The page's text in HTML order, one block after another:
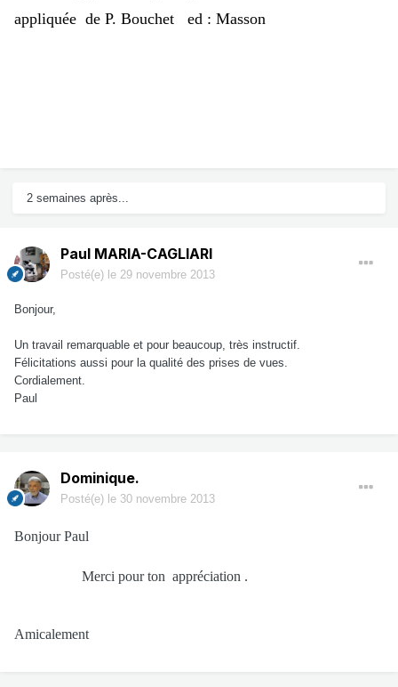
appliquée de P. Bouchet ed : Masson
2 semaines après...
Paul MARIA-CAGLIARI
Posté(e) le 29 novembre 2013
Bonjour,
Un travail remarquable et pour beaucoup, très instructif.
Félicitations aussi pour la qualité des prises de vues.
Cordialement.
Paul
Dominique.
Posté(e) le 30 novembre 2013
Bonjour Paul
Merci pour ton appréciation .
Amicalement